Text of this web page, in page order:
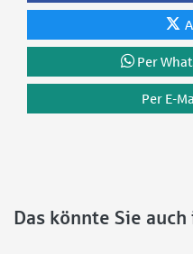
Per
Per E-
Das könnte Sie